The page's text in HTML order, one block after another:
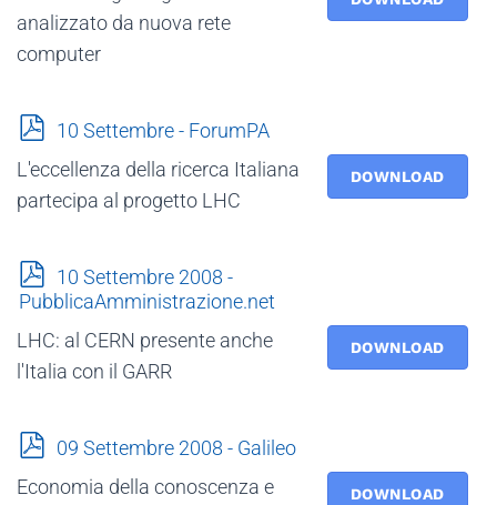
analizzato da nuova rete
computer
p
f
10 Settembre - ForumPA
DOWNLOAD
L'eccellenza della ricerca Italiana
partecipa al progetto LHC
p
d
10 Settembre 2008 -
PubblicaAmministrazione.net
DOWNLOAD
LHC: al CERN presente anche
l'Italia con il GARR
p
f
09 Settembre 2008 - Galileo
DOWNLOAD
Economia della conoscenza e